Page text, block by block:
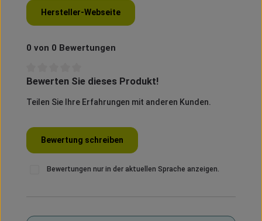
Hersteller-Webseite
0 von 0 Bewertungen
Durchschnittliche Bewertung von 0 von 5 Sternen
Bewerten Sie dieses Produkt!
Teilen Sie Ihre Erfahrungen mit anderen Kunden.
Bewertung schreiben
Bewertungen nur in der aktuellen Sprache anzeigen.